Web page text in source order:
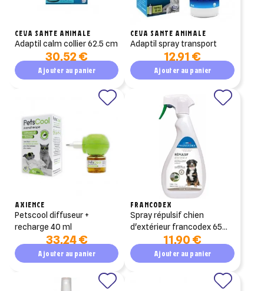
CEVA SANTE ANIMALE
adaptil calm collier 62.5 cm
30,52 €
Ajouter au panier
CEVA SANTE ANIMALE
adaptil spray transport
12,91 €
Ajouter au panier
AXIENCE
petscool diffuseur +
recharge 40 ml
33,24 €
Ajouter au panier
FRANCODEX
spray répulsif chien
d'extérieur francodex 650
11,90 €
Ajouter au panier